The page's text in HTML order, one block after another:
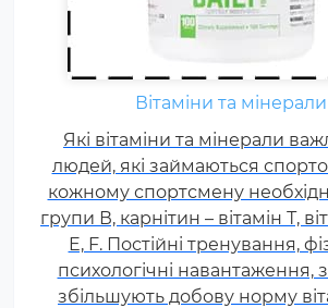
Вітаміни та мінерали
Які вітаміни та мінерали
людей, які займаються
кожному спортсмену
групи В, карнітин – вітамін Т,
E, F. Постійні тренування,
психологічні навантаження,
збільшують добову норму